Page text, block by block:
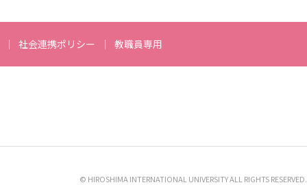
社会連携ポリシー 教職員専用
© HIROSHIMA INTERNATIONAL UNIVERSITY ALL RIGHTS RESERVED.